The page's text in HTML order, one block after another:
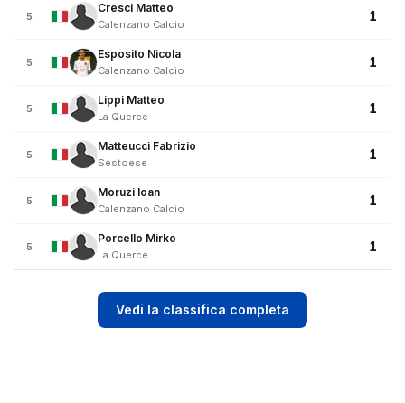
5
Cresci Matteo
Calenzano Calcio
1
5
Esposito Nicola
Calenzano Calcio
1
5
Lippi Matteo
La Querce
1
5
Matteucci Fabrizio
Sestoese
1
5
Moruzi Ioan
Calenzano Calcio
1
5
Porcello Mirko
La Querce
1
Vedi la classifica completa